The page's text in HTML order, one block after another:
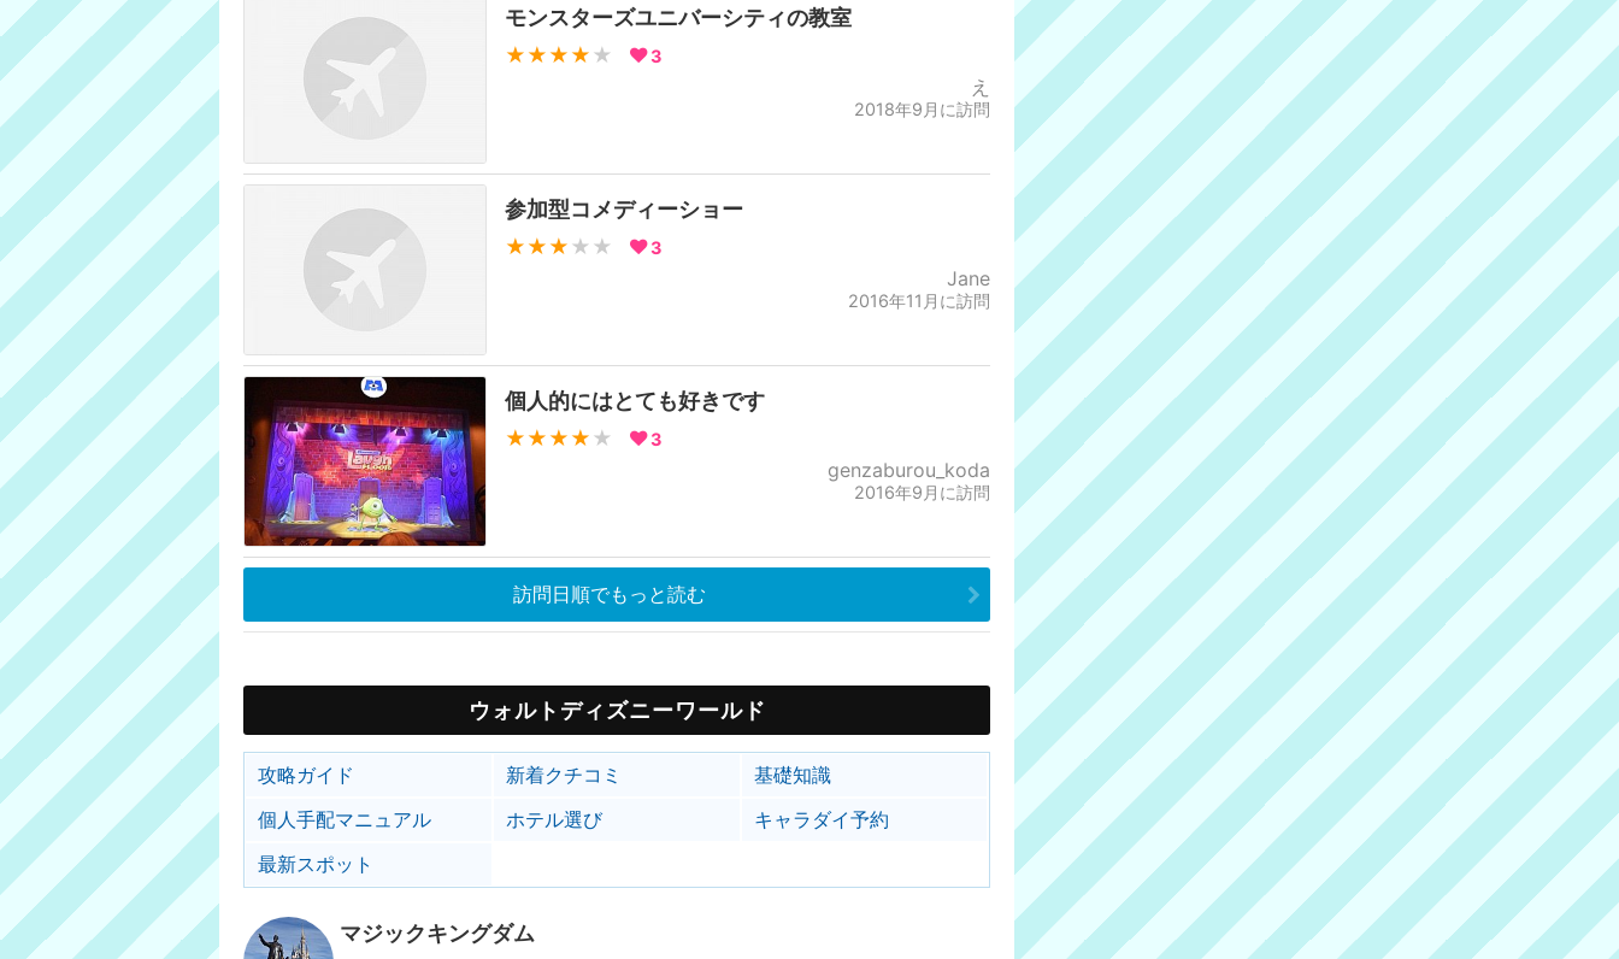
モンスターズユニバーシティの教室
★★★★ ★ 3
え
2018年9月に訪問
参加型コメディーショー
★★★ ★★ 3
Jane
2016年11月に訪問
個人的にはとても好きです
★★★★ ★ 3
genzaburou_koda
2016年9月に訪問
訪問日順でもっと読む
ウォルトディズニーワールド
攻略ガイド 新着クチコミ
基礎知識
個人手配マニュアル
ホテル選び
キャラダイ予約
最新スポット
マジックキングダム